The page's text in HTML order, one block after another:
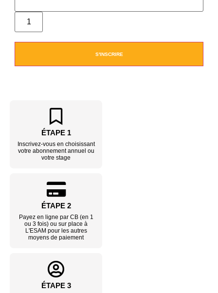
S'INSCRIRE
ÉTAPE 1
Inscrivez-vous en choisissant
votre abonnement annuel ou
votre stage
ÉTAPE 2
Payez en ligne par CB (en 1
ou 3 fois) ou sur place à
L'ESAM pour les autres
moyens de paiement
ÉTAPE 3